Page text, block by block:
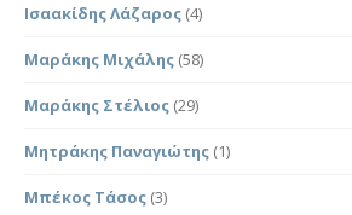
Ισαακίδης Λάζαρος (4)
Μαράκης Μιχάλης (58)
Μαράκης Στέλιος (29)
Μητράκης Παναγιώτης (1)
Μπέκος Τάσος (3)